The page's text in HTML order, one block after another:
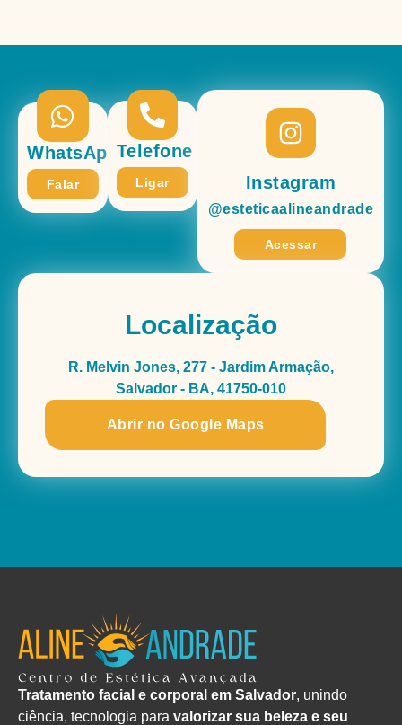
WhatsApp
Falar
Telefone
Ligar Instagram
@esteticaalineandrade
Acessar
Localização
R. Melvin Jones, 277 - Jardim Armação,
Salvador - BA, 41750-010
Abrir no Google Maps
Tratamento facial e corporal em Salvador, unindo
ciência, tecnologia para valorizar sua beleza e seu